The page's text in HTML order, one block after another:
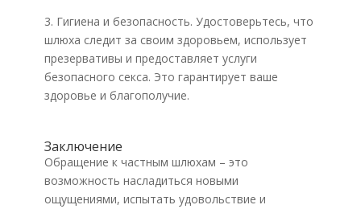
3. Гигиена и безопасность. Удостоверьтесь, что
шлюха следит за своим здоровьем, использует
презервативы и предоставляет услуги
безопасного секса. Это гарантирует ваше
здоровье и благополучие.
Заключение
Обращение к частным шлюхам – это
возможность насладиться новыми
ощущениями, испытать удовольствие и